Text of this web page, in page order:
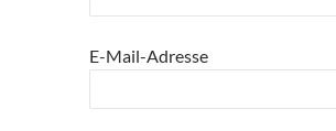
E-Mail-Adresse